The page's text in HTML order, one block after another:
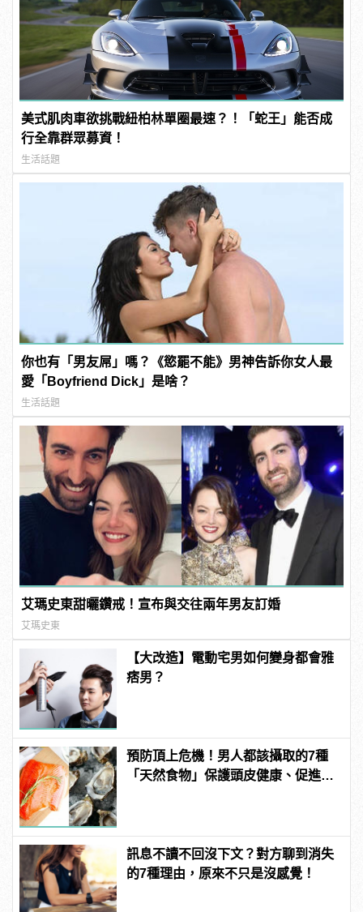
美式肌肉車欲挑戰紐柏林單圈最速？！「蛇王」能否成
行全靠群眾募資！
生活話題
你也有「男友屌」嗎？《慾罷不能》男神告訴你女人最
愛「Boyfriend Dick」是啥？
生活話題
艾瑪史東甜曬鑽戒！宣布與交往兩年男友訂婚
艾瑪史東
【大改造】電動宅男如何變身都會雅
痞男？
預防頂上危機！男人都該攝取的7種
「天然食物」保護頭皮健康、促進生
訊息不讀不回沒下文？對方聊到消失
的7種理由，原來不只是沒感覺！